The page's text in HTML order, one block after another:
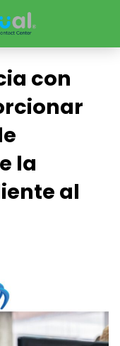
con
la
al